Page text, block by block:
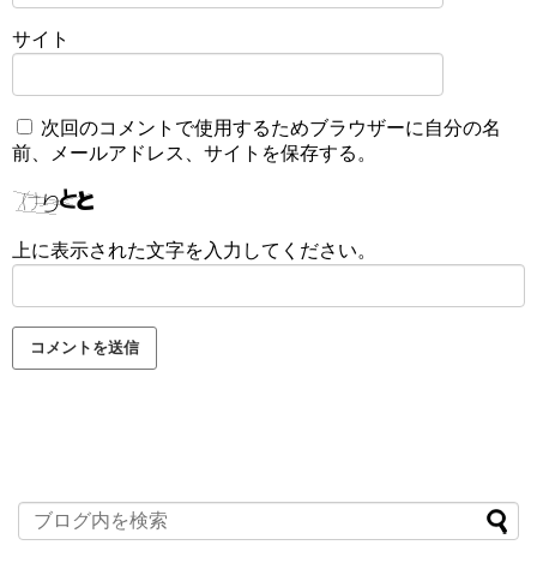
サイト
次回のコメントで使用するためブラウザーに自分の名
前、メールアドレス、サイトを保存する。
上に表示された文字を入力してください。